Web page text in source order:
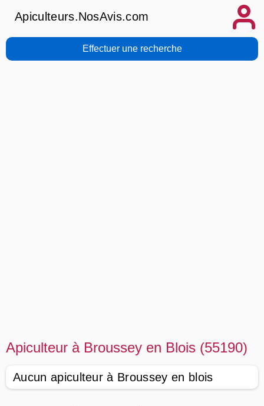
Apiculteurs.NosAvis.com
Effectuer une recherche
Apiculteur à Broussey en Blois (55190)
Aucun apiculteur à Broussey en blois